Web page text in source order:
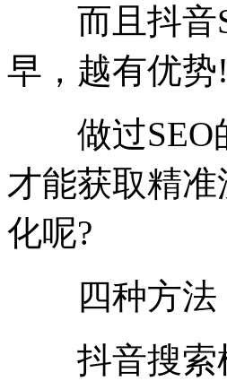
而且抖音
早，越有优势!
做过SEO的
才能获取精
化呢?
四种方法
抖音搜索